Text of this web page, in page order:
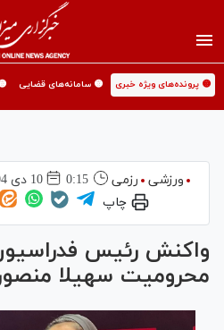
🟡 پرونده‌های ویژه خبری 🟡 سامانه‌های قضایی
ورزشی رزمی 0:15 10 دی 1404
چاپ
واکنش رئیس
محرومیت سهیلا